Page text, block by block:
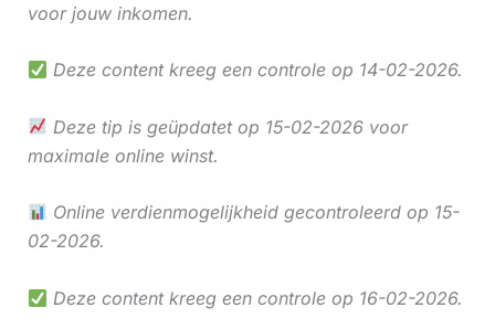
voor jouw inkomen.
Deze content kreeg een controle op 14-02-2026.
Deze tip is geüpdatet op 15-02-2026 voor
maximale online winst.
Online verdienmogelijkheid gecontroleerd op 15-
02-2026.
Deze content kreeg een controle op 16-02-2026.